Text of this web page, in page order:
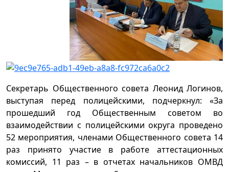
Секретарь Общественного совета Леонид Логинов,
выступая перед полицейскими, подчеркнул: «За
прошедший год Общественным советом во
взаимодействии с полицейскими округа проведено
52 мероприятия, членами Общественного совета 14
раз принято участие в работе аттестационных
комиссий, 11 раз – в отчетах начальников ОМВД